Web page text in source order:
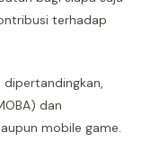
terhadap
dipertandingkan,
dan
mobile game.